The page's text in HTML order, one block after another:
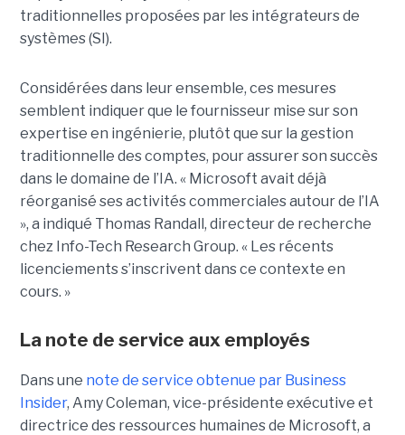
traditionnelles proposées par les intégrateurs de
systèmes (SI).
Considérées dans leur ensemble, ces mesures
semblent indiquer que le fournisseur mise sur son
expertise en ingénierie, plutôt que sur la gestion
traditionnelle des comptes, pour assurer son succès
dans le domaine de l’IA. « Microsoft avait déjà
réorganisé ses activités commerciales autour de l’IA
», a indiqué Thomas Randall, directeur de recherche
chez Info-Tech Research Group. « Les récents
licenciements s’inscrivent dans ce contexte en
cours. »
La note de service aux employés
Dans une note de service obtenue par Business
Insider, Amy Coleman, vice-présidente exécutive et
directrice des ressources humaines de Microsoft, a